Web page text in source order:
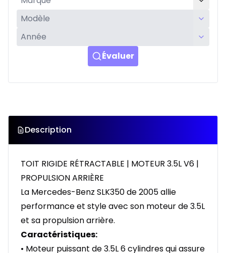
Évaluer
Description
TOIT RIGIDE RÉTRACTABLE | MOTEUR 3.5L V6 |
PROPULSION ARRIÈRE
La Mercedes-Benz SLK350 de 2005 allie
performance et style avec son moteur de 3.5L
et sa propulsion arrière.
Caractéristiques:
• Moteur puissant de 3.5L 6 cylindres qui assure